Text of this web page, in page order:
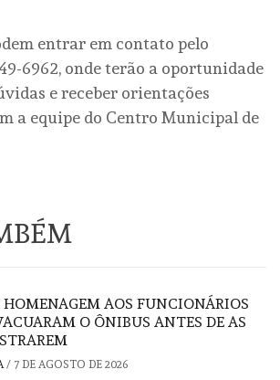
entrar em contato pelo
6962, onde terão a oportunidade
e receber orientações
a equipe do Centro Municipal de
AOS FUNCIONÁRIOS
O ÔNIBUS ANTES DE AS
/ 7 DE AGOSTO DE 2026